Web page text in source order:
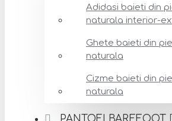
Adidasi baieti din
naturala interior-
Ghete baieti din
naturala
Cizme baieti din
naturala